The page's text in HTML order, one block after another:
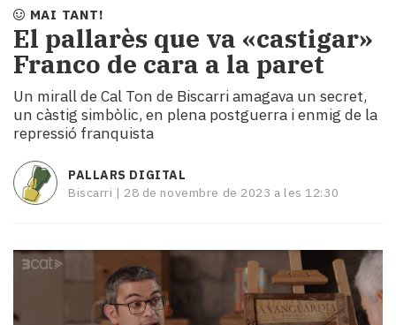
Societat
Política
i
municipis
Economia
i
turisme
Esports
Mai
i
mitjans
MAI TANT!
El pallarès que va «castigar»
Franco de cara a la paret
Un mirall de Cal Ton de Biscarri amagava un secret,
un càstig simbòlic, en plena postguerra i enmig de la
repressió franquista
PALLARS DIGITAL
Biscarri | 28 de novembre de 2023 a les 12:30